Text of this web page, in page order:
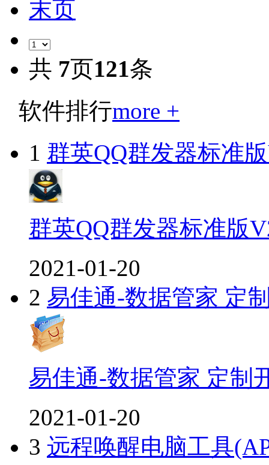
末页
共 7页121条
软件排行more +
1 群英QQ群发器标准
群英QQ群发器标准版
2021-01-20
2 易佳通-数据管家 定
易佳通-数据管家 定制
2021-01-20
3 远程唤醒电脑工具